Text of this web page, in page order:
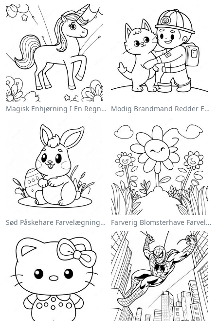
Magisk Enhjørning I En Regnbue Farvelægningsside Modig Brandmand Redder En Kat Farvelægningsside
Sød Påskehare Farvelægningsside Farverig Blomsterhave Farvelægningsside